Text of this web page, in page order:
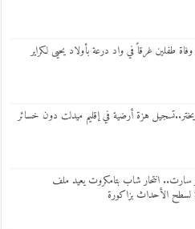
طفلين غرقاً في واد درعة بأولاد يحيى لكراير
ريختر..تسجيل هزة أرضية في إقليم ميدلت دون خسائر
سارت.. انتحار شاب بتامكروت يعيد ملف
لسطح الأحداث بزاكورة